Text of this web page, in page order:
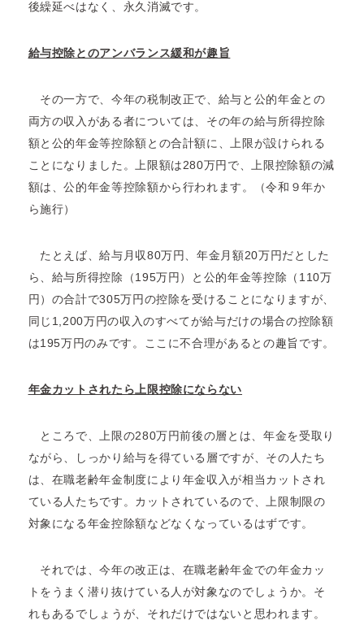
後繰延べはなく、永久消滅です。
給与控除とのアンバランス緩和が趣旨
その一方で、今年の税制改正で、給与と公的年金との
両方の収入がある者については、その年の給与所得控除
額と公的年金等控除額との合計額に、上限が設けられる
ことになりました。上限額は280万円で、上限控除額の減
額は、公的年金等控除額から行われます。（令和９年か
ら施行）
たとえば、給与月収80万円、年金月額20万円だとした
ら、給与所得控除（195万円）と公的年金等控除（110万
円）の合計で305万円の控除を受けることになりますが、
同じ1,200万円の収入のすべてが給与だけの場合の控除額
は195万円のみです。ここに不合理があるとの趣旨です。
年金カットされたら上限控除にならない
ところで、上限の280万円前後の層とは、年金を受取り
ながら、しっかり給与を得ている層ですが、その人たち
は、在職老齢年金制度により年金収入が相当カットされ
ている人たちです。カットされているので、上限制限の
対象になる年金控除額などなくなっているはずです。
それでは、今年の改正は、在職老齢年金での年金カッ
トをうまく潜り抜けている人が対象なのでしょうか。そ
れもあるでしょうが、それだけではないと思われます。